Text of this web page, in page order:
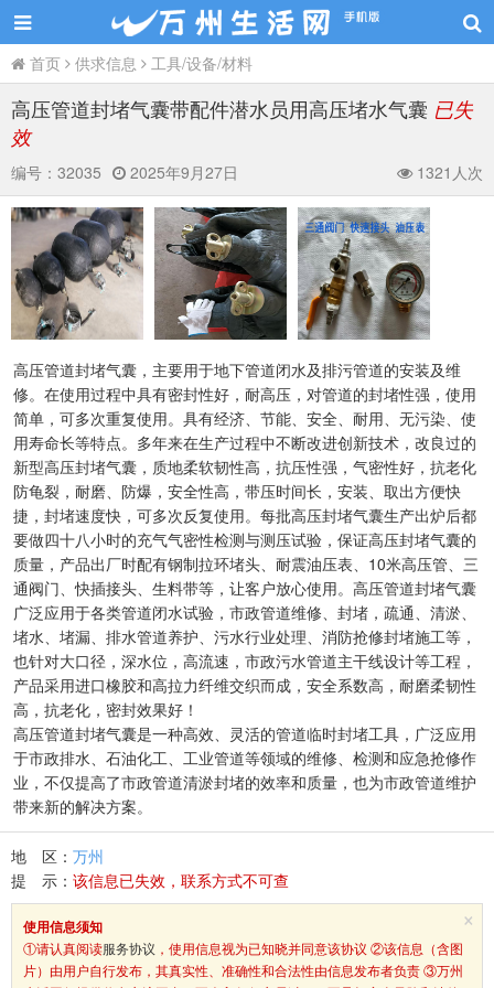
首页 供求信息 工具/设备/材料
高压管道封堵气囊带配件潜水员用高压堵水气囊 已失
效
编号： 32035 2025年9月27日 1321人次
高压管道封堵气囊，主要用于地下管道闭水及排污管道的安装及维
修。在使用过程中具有密封性好，耐高压，对管道的封堵性强，使用
简单，可多次重复使用。具有经济、节能、安全、耐用、无污染、使
用寿命长等特点。多年来在生产过程中不断改进创新技术，改良过的
新型高压封堵气囊，质地柔软韧性高，抗压性强，气密性好，抗老化
防龟裂，耐磨、防爆，安全性高，带压时间长，安装、取出方便快
捷，封堵速度快，可多次反复使用。每批高压封堵气囊生产出炉后都
要做四十八小时的充气气密性检测与测压试验，保证高压封堵气囊的
质量，产品出厂时配有钢制拉环堵头、耐震油压表、10米高压管、三
通阀门、快插接头、生料带等，让客户放心使用。高压管道封堵气囊
广泛应用于各类管道闭水试验，市政管道维修、封堵，疏通、清淤、
堵水、堵漏、排水管道养护、污水行业处理、消防抢修封堵施工等，
也针对大口径，深水位，高流速，市政污水管道主干线设计等工程，
产品采用进口橡胶和高拉力纤维交织而成，安全系数高，耐磨柔韧性
高，抗老化，密封效果好！
高压管道封堵气囊是一种高效、灵活的管道临时封堵工具，广泛应用
于市政排水、石油化工、工业管道等领域的维修、检测和应急抢修作
业，不仅提高了市政管道清淤封堵的效率和质量，也为市政管道维护
带来新的解决方案。
地 区： 万州
提 示： 该信息已失效，联系方式不可查
×
使用信息须知
①请认真阅读服务协议 ，使用信息视为已知晓并同意该协议 ②该信息（含图
片）由用户自行发布，其真实性、准确性和合法性由信息发布者负责 ③万州